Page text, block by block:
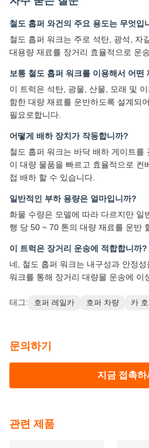
이 트럭은 석탄, 광물, 산물, 모래 및
함한 대량 재료를 운반하도록 설계되
어떻게 배하 장치가 작동합니까?
철도 홉퍼 워크는 바닥 배하 게이트를
접 배하 할 수 있습니다.
일반적인 부하 용량은 얼마입니까?
화물 수량은 모델에 따라 다르지만 일
이 트럭은 장거리 운송에 적합합니까?
네, 철도 홉퍼 워크는 내구성과 안정성
워크를 통해 장거리 대량물 운송에 이
태그: 호퍼 레일카 호퍼 차량 카 호
문의하기
관련 제품